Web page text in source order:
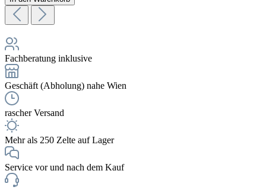
Fachberatung inklusive
Geschäft (Abholung) nahe Wien
rascher Versand
Mehr als 250 Zelte auf Lager
Service vor und nach dem Kauf